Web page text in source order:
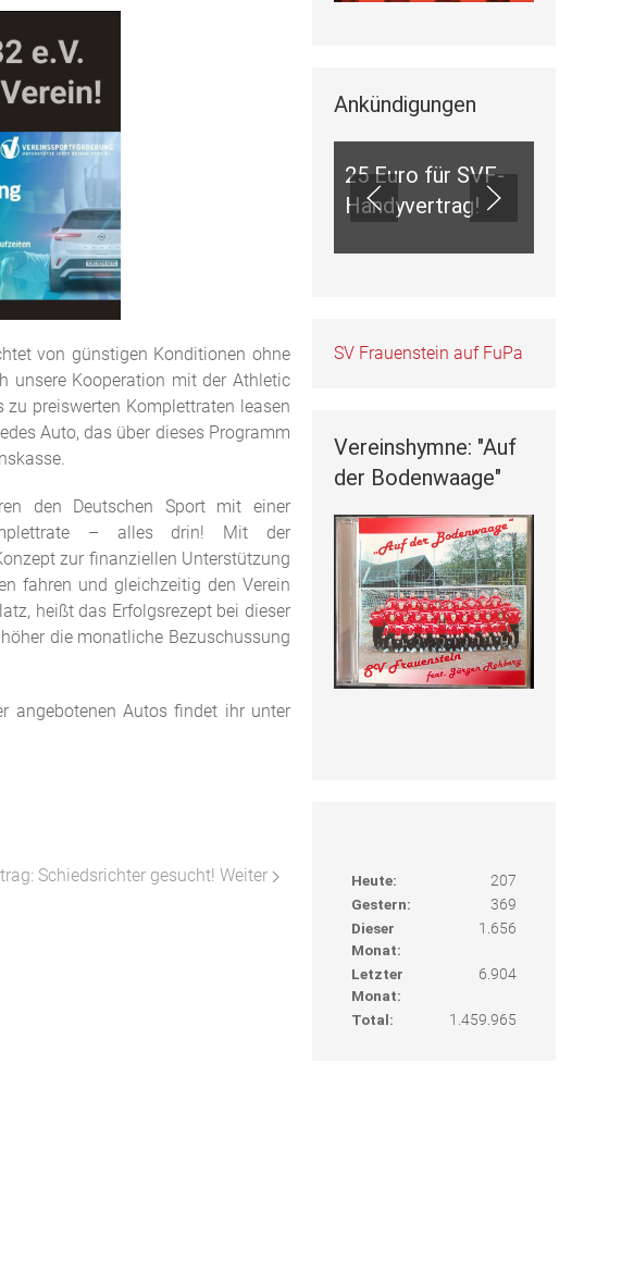
von günstigen Konditionen ohne
unsere Kooperation mit der Athletic
preiswerten Komplettraten leasen
Auto, das über dieses Programm
den Deutschen Sport mit einer
– alles drin! Mit der
zur finanziellen Unterstützung
fahren und gleichzeitig den Verein
heißt das Erfolgsrezept bei dieser
die monatliche Bezuschussung
angebotenen Autos findet ihr unter
Schiedsrichter gesucht! Weiter
Ankündigungen
ANKÜNDIGUNGEN
25 Euro für SVF-
Handyvertrag!
SV Frauenstein auf FuPa
Vereinshymne: "Auf
der Bodenwaage"
Heute:
207
Gestern:
369
Dieser
Monat:
1.656
Letzter
Monat:
6.904
Total: 1.459.965